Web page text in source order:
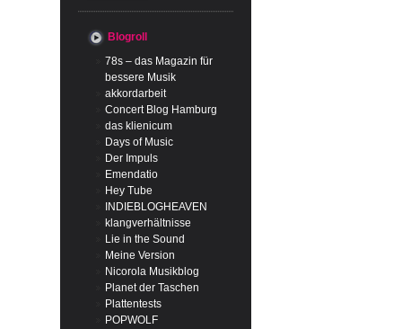
Blogroll
78s – das Magazin für
bessere Musik
akkordarbeit
Concert Blog Hamburg
das klienicum
Days of Music
Der Impuls
Emendatio
Hey Tube
INDIEBLOGHEAVEN
klangverhältnisse
Lie in the Sound
Meine Version
Nicorola Musikblog
Planet der Taschen
Plattentests
POPWOLF